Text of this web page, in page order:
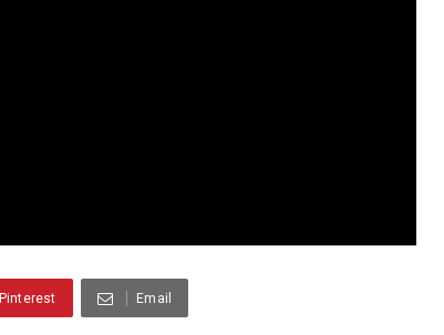
Pinterest Email